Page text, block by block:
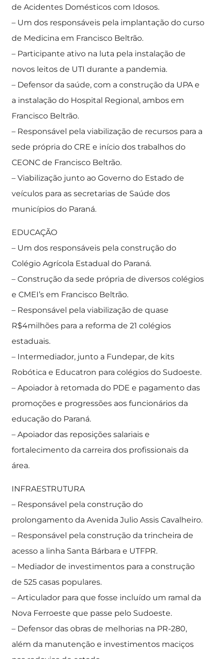
de Acidentes Domésticos com Idosos.
– Um dos responsáveis pela implantação do curso
de Medicina em Francisco Beltrão.
– Participante ativo na luta pela instalação de
novos leitos de UTI durante a pandemia.
– Defensor da saúde, com a construção da UPA e
a instalação do Hospital Regional, ambos em
Francisco Beltrão.
– Responsável pela viabilização de recursos para a
sede própria do CRE e início dos trabalhos do
CEONC de Francisco Beltrão.
– Viabilização junto ao Governo do Estado de
veículos para as secretarias de Saúde dos
municípios do Paraná.
EDUCAÇÃO
– Um dos responsáveis pela construção do
Colégio Agrícola Estadual do Paraná.
– Construção da sede própria de diversos colégios
e CMEI’s em Francisco Beltrão.
– Responsável pela viabilização de quase
R$4milhões para a reforma de 21 colégios
estaduais.
– Intermediador, junto a Fundepar, de kits
Robótica e Educatron para colégios do Sudoeste.
– Apoiador à retomada do PDE e pagamento das
promoções e progressões aos funcionários da
educação do Paraná.
– Apoiador das reposições salariais e
fortalecimento da carreira dos profissionais da
área.
INFRAESTRUTURA
– Responsável pela construção do
prolongamento da Avenida Julio Assis Cavalheiro.
– Responsável pela construção da trincheira de
acesso a linha Santa Bárbara e UTFPR.
– Mediador de investimentos para a construção
de 525 casas populares.
– Articulador para que fosse incluído um ramal da
Nova Ferroeste que passe pelo Sudoeste.
– Defensor das obras de melhorias na PR-280,
além da manutenção e investimentos maciços